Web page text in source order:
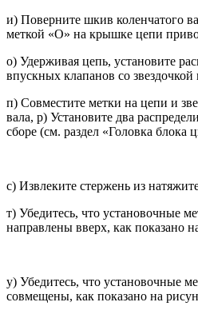
и) Поверните шкив коленчатого
меткой «О» на крышке цепи
о) Удерживая цепь, установите
впускных кла­панов со звездочкой
п) Совместите метки на цепи и
вала, р) Установите два
сборе (см. раздел «Головка блока
с) Извлеките стержень из
т) Убедитесь, что установочные
направлены вверх, как показано
у) Убедитесь, что установочные
совмещены, как показано на